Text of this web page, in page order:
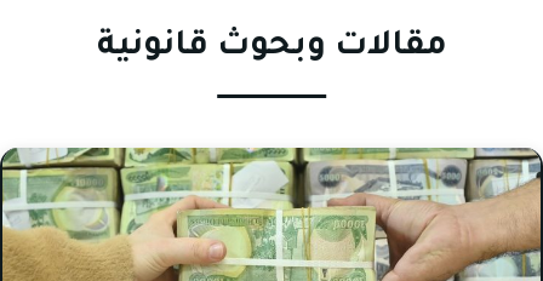
مقالات وبحوث قانونية